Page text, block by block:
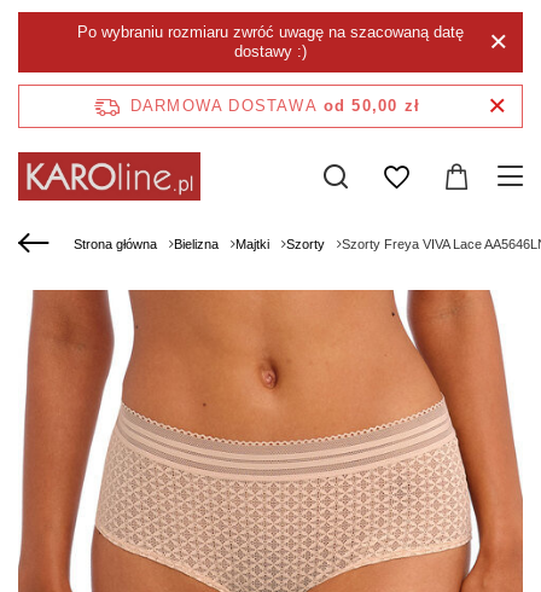
Po wybraniu rozmiaru zwróć uwagę na szacowaną datę
dostawy :)
DARMOWA DOSTAWA od 50,00 zł
Strona główna Bielizna Majtki Szorty Szorty Freya VIVA Lace